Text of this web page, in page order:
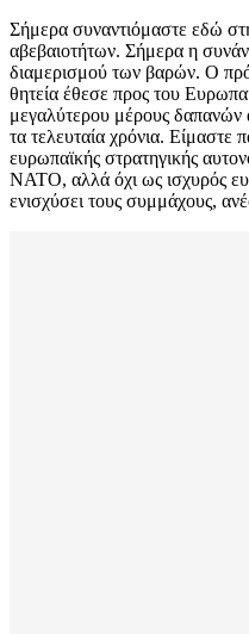
Σήμερα συναντιόμαστε εδώ
αβεβαιοτήτων. Σήμερα η
διαμερισμού των βαρών. Ο
θητεία έθεσε προς του
μεγαλύτερου μέρους δαπανών
τα τελευταία χρόνια. Είμαστε
ευρωπαϊκής στρατηγικής
ΝΑΤΟ, αλλά όχι ως ισχυρός
ενισχύσει τους συμμάχους,